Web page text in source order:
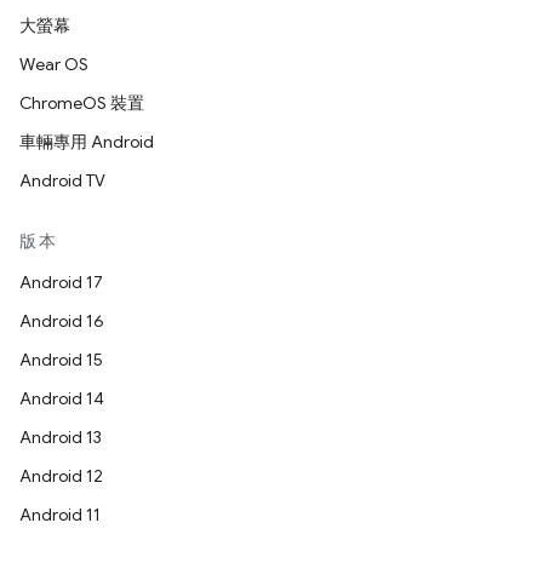
大螢幕
Wear OS
ChromeOS 裝置
車輛專用 Android
Android TV
版本
Android 17
Android 16
Android 15
Android 14
Android 13
Android 12
Android 11